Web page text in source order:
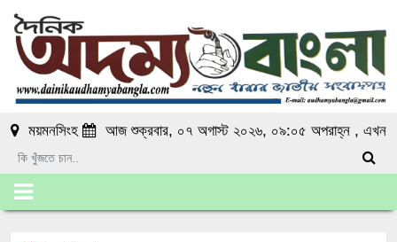
ময়মনসিংহ আজ শুক্রবার, ০৭ অগাস্ট ২০২৬, ০৯:০৫ অপরাহ্ন , এখন